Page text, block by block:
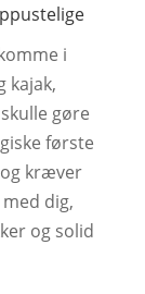
i
kajak,
gøre
første
kræver
dig,
og solid